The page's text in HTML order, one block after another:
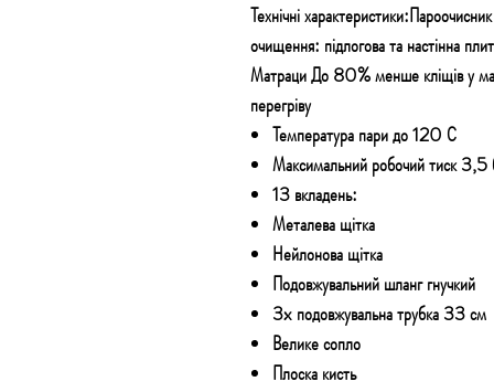
Технічні
очищення: підлогова та настінна
Матраци До 80% менше кліщів у
перегріву
Температура пари до 120 С
Максимальний робочий тиск 3,5
13 вкладень:
Металева щітка
Нейлонова щітка
Подовжувальний шланг гнучкий
3x подовжувальна трубка 33 см
Велике сопло
Плоска кисть